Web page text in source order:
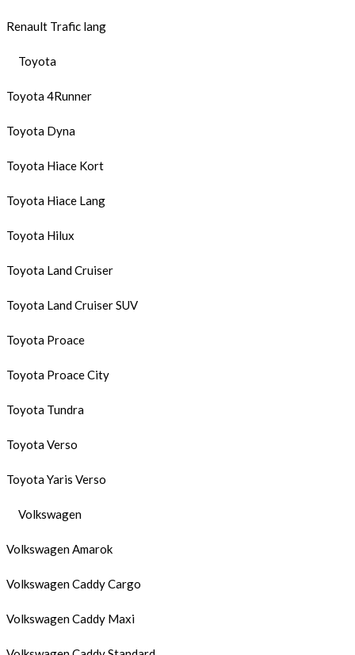
Renault Trafic lang
Toyota
Toyota 4Runner
Toyota Dyna
Toyota Hiace Kort
Toyota Hiace Lang
Toyota Hilux
Toyota Land Cruiser
Toyota Land Cruiser SUV
Toyota Proace
Toyota Proace City
Toyota Tundra
Toyota Verso
Toyota Yaris Verso
Volkswagen
Volkswagen Amarok
Volkswagen Caddy Cargo
Volkswagen Caddy Maxi